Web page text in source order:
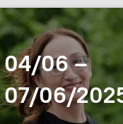
04/06 –
07/06/